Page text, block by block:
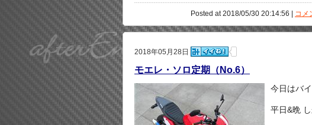
Posted at 2018/05/30 20:14:56 | コメ
2018年05月28日
モエレ・ソロ定期（No.6）
今日はバ
平日&晩